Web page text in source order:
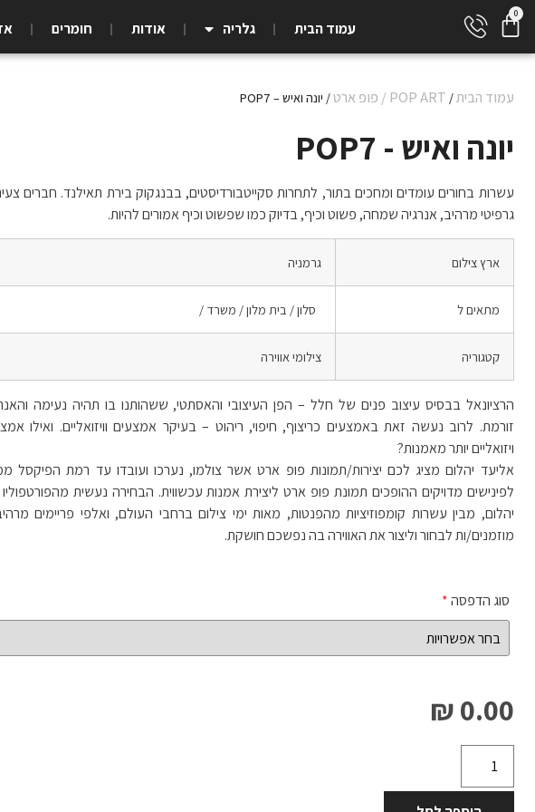
עמוד הבית גלריה אודות חומרים
עמוד הבית/ POP ART / פופ ארט / יונה ואיש – POP7
יונה ואיש - POP7
עשרות בחורים עומדים ומחכים בתור, לתחרות סקייטבורדיסטים, בבנגקוק בירת תאילנד. חברים
גרפיטי מרהיב, אנרגיה שמחה, פשוט וכיף, בדיוק כמו שפשוט וכיף אמורים להיות.
ארץ צילום גרמניה
מתאים ל סלון / בית מלון / משרד /
קטגוריה צילומי אווירה
הרציונאל בבסיס עיצוב פנים של חלל – הפן העיצובי והאסתטי, ששהותנו בו תהיה נעימה
זורמת. לרוב נעשה זאת באמצעים כריצוף, חיפוי, ריהוט – בעיקר אמצעים וויזואליים. ואילו
ויזואליים יותר מאמנות?
אליעד יהלום מציג לכם יצירות/תמונות פופ ארט אשר צולמו, נערכו ועובדו עד רמת הפיקסל
לפינישים מדויקים ההופכים תמונת פופ ארט ליצירת אמנות עכשווית. הבחירה נעשית
יהלום, מבין עשרות קומפוזיציות מהפנטות, מאות ימי צילום ברחבי העולם, ואלפי פריימים
מוזמנים/ות לבחור וליצור את האווירה בה נפשכם חושקת.
סוג הדפסה*
0.00 ₪